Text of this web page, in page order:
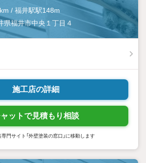
/ 福井駅駅148m
県福井市中央１丁目４
施工店の詳細
ットで見積もり相談
門サイト「外壁塗装の窓口」に移動します